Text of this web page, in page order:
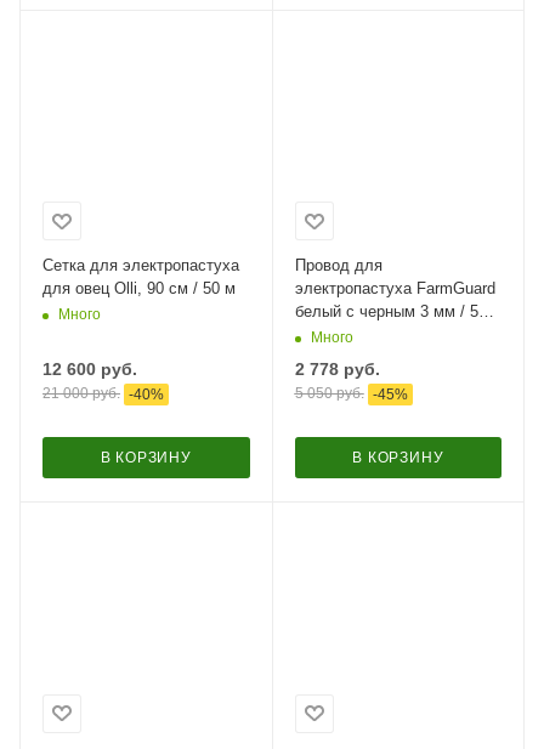
Сетка для электропастуха
для овец Olli, 90 см / 50 м
Много
12 600 руб.
21 000руб. -40%
В КОРЗИНУ
Провод для
электропастуха FarmGuard
белый с черным 3 мм / 500
м / 5x0,2 мм SS+1х0,2 мм
Много
2 778руб.
5 050руб. -45%
В КОРЗИНУ